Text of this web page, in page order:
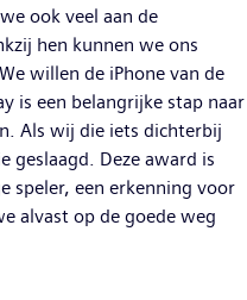
ook veel aan de
hen kunnen we ons
willen de iPhone van de
is een belangrijke stap naar
Als wij die iets dichterbij
geslaagd. Deze award is
speler, een erkenning voor
alvast op de goede weg